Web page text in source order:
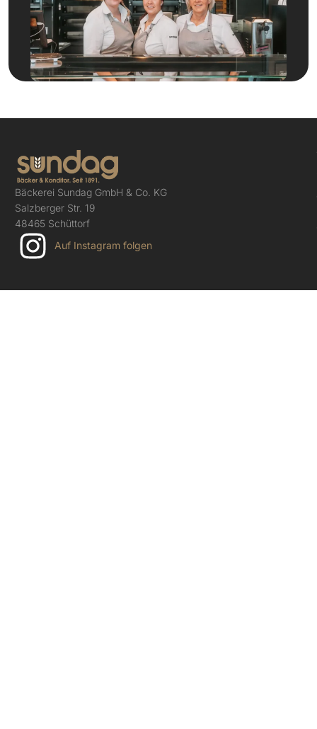
Bäckerei Sundag GmbH & Co. KG
Salzberger Str. 19
48465 Schüttorf
Auf Instagram folgen